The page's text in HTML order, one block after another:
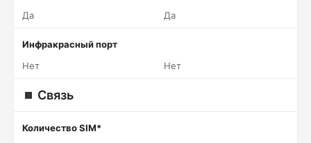
Да
Да
Инфракрасный порт
Нет
Нет
Связь
Количество SIM*